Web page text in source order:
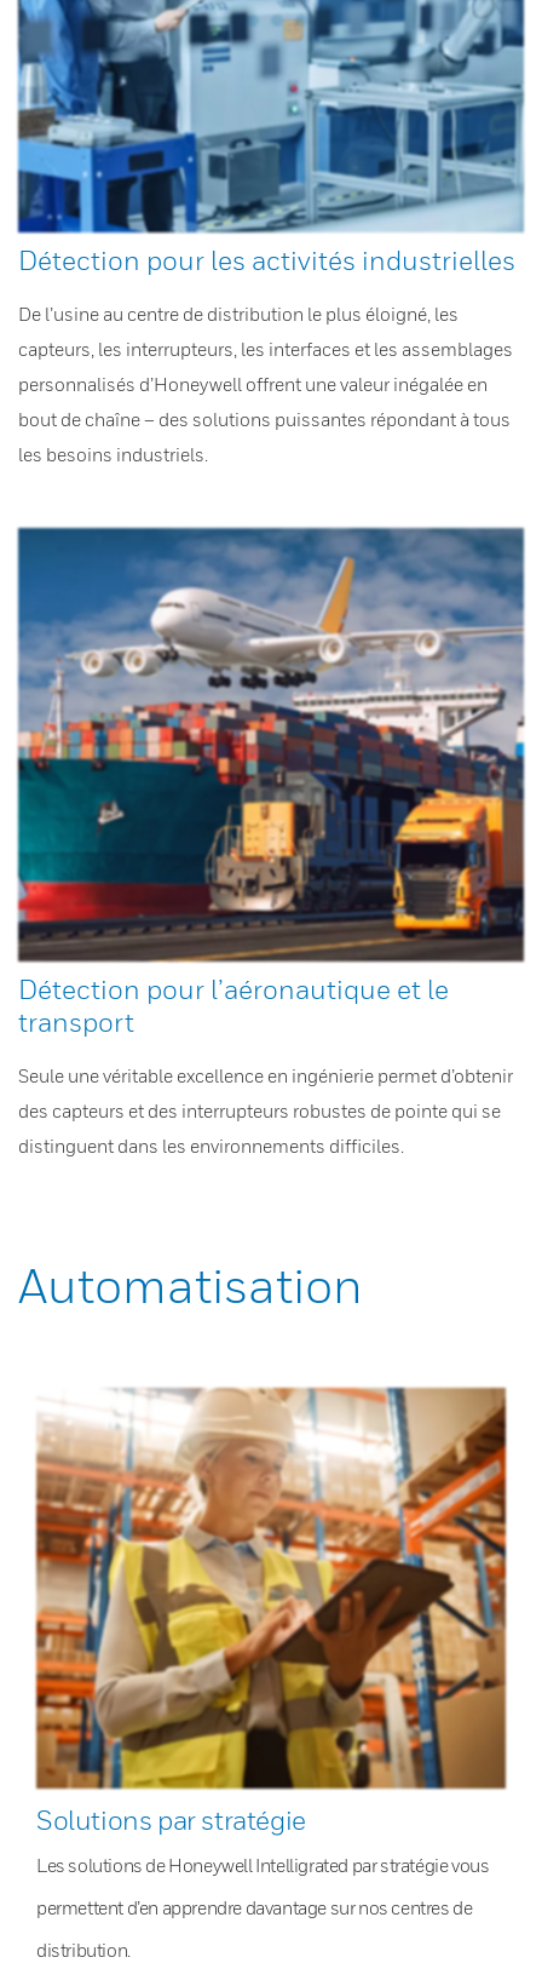
Détection pour les activités industrielles
De l’usine au centre de distribution le plus éloigné, les
capteurs, les interrupteurs, les interfaces et les assemblages
personnalisés d’Honeywell offrent une valeur inégalée en
bout de chaîne – des solutions puissantes répondant à tous
les besoins industriels.
Détection pour l’aéronautique et le
transport
Seule une véritable excellence en ingénierie permet d’obtenir
des capteurs et des interrupteurs robustes de pointe qui se
distinguent dans les environnements difficiles.
Automatisation
Solutions par stratégie
Les solutions de Honeywell Intelligrated par stratégie vous
permettent d’en apprendre davantage sur nos centres de
distribution.